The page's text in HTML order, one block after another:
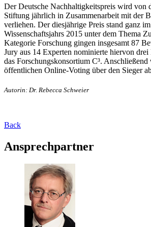
Der Deutsche Nachhaltigkeitspreis wird von
Stiftung jährlich in Zusammenarbeit mit der
verliehen. Der diesjährige Preis stand ganz
Wissenschaftsjahrs 2015 unter dem Thema
Kategorie Forschung gingen insgesamt 87
Jury aus 14 Experten nominierte hiervon drei
das Forschungskonsortium C³.
öffentlichen Online-Voting über den Sieger
Autorin: Dr. Rebecca Schweier
Back
Ansprechpartner